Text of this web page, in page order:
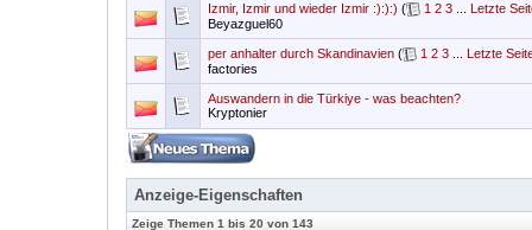
Izmir, Izmir und wieder Izmir :):):) ( 1 2 3
Letzte
Beyazguel60
per anhalter durch Skandinavien ( 1 2 3
Letzte
factories
Auswandern in die Türkiye - was beachten?
Kryptonier
Anzeige-Eigenschaften
Zeige Themen 1 bis 20 von 143